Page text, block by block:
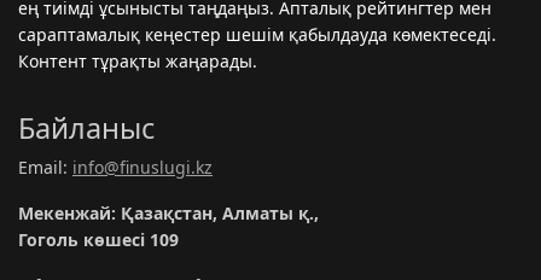
ең тиімді ұсынысты таңдаңыз. Апталық рейтингтер мен
сараптамалық кеңестер шешім қабылдауда көмектеседі.
Контент тұрақты жаңарады.
Байланыс
Email: info@finuslugi.kz
Мекенжай: Қазақстан, Алматы қ.,
Гоголь көшесі 109